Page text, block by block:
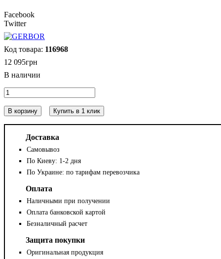
Facebook
Twitter
116968
12 095грн
В корзину Купить в 1 клик
Доставка
Самовывоз
По Киеву: 1-2 дня
По Украине: по тарифам перевозчика
Оплата
Наличными при получении
Оплата банковской картой
Безналичный расчет
Защита покупки
Оригинальная продукция